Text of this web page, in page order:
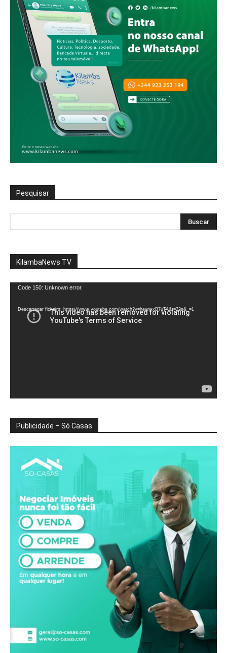
Pesquisar
KilambaNews TV
Reprodutor
vídeo
Code 150: Unknown error.
Descarregar ficheiro: https://www.youtube.com/watch?v=heunxxB7uTA&t=22s&_=1
Publicidade – Só Casas